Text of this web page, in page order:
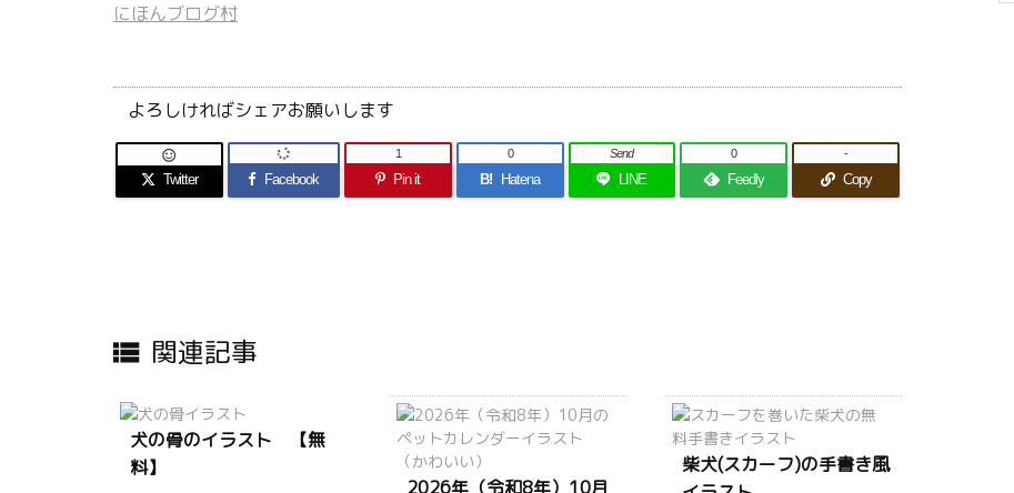
にほんブログ村
よろしければシェアお願いします
Twitter

Facebook Pin it
1
B! Hatena
0
LINE
Send
Feedly
0
Copy
-
 関連記事
犬の骨のイラスト 【無
料】
2026年（令和8年）10月
柴犬(スカーフ)の手書き風